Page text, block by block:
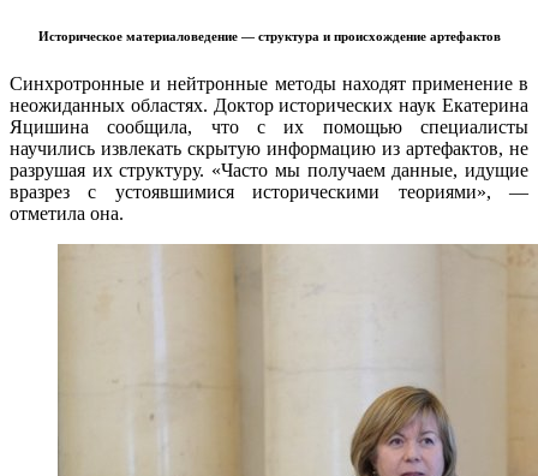
Историческое материаловедение — структура и происхождение артефактов
Синхротронные и нейтронные методы находят применение в
неожиданных областях. Доктор исторических наук Екатерина
Яцишина сообщила, что с их помощью специалисты
научились извлекать скрытую информацию из артефактов, не
разрушая их структуру. «Часто мы получаем данные, идущие
вразрез с устоявшимися историческими теориями», —
отметила она.